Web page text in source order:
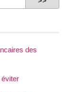
des